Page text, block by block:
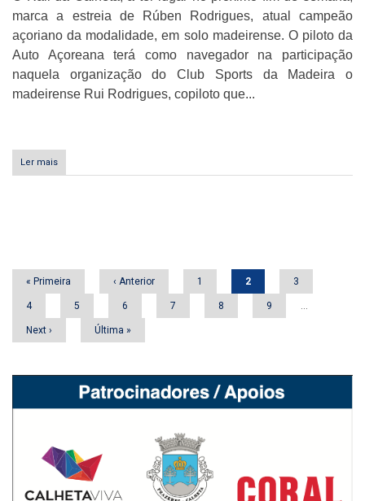
marca a estreia de Rúben Rodrigues, atual campeão
açoriano da modalidade, em solo madeirense. O piloto da
Auto Açoreana terá como navegador na participação
naquela organização do Club Sports da Madeira o
madeirense Rui Rodrigues, copiloto que...
Ler mais
Rúben
Primeira
página
« Primeira
Página
anterior
‹ Anterior Página
1
Página
atual
2 Página
3
Página
4 Página
5 Página
6 Página
7 Página
8 Página
9 …
Próxima
página
Next ›
Última
página
Última »